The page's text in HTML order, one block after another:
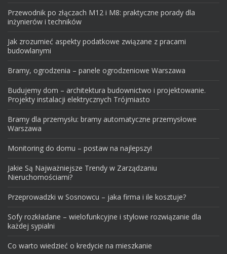
Przewodnik po złączach M12 i M8: praktyczne porady dla
inżynierów i techników
Jak zrozumieć aspekty podatkowe związane z pracami
budowlanymi
Bramy, ogrodzenia – panele ogrodzeniowe Warszawa
Budujemy dom – architektura budownictwo i projektowanie.
Projekty instalacji elektrycznych Trójmiasto
Bramy dla przemysłu: bramy automatyczne przemysłowe
Warszawa
Monitoring do domu – postaw na najlepszy!
Jakie Są Najważniejsze Trendy w Zarządzaniu
Nieruchomościami?
Przeprowadzki w Sosnowcu – jaka firma i ile kosztuje?
Sofy rozkładane – wielofunkcyjne i stylowe rozwiązanie dla
każdej sypialni
Co warto wiedzieć o kredycie na mieszkanie